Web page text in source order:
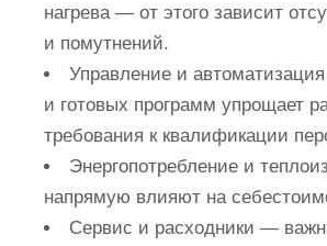
нагрева — от этого зависит
и помутнений.
Управление и
и готовых программ упрощает
требования к квалификации
Энергопотребление и
напрямую влияют на
Сервис и расходники —